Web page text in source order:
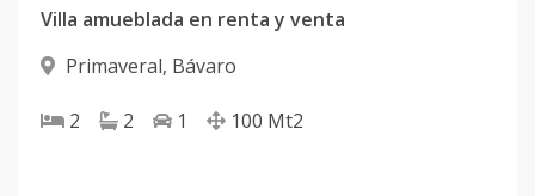
Villa amueblada en renta y venta
Primaveral, Bávaro
2 2 1 100 Mt2